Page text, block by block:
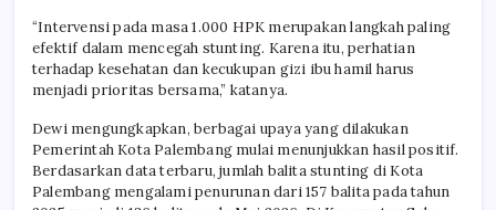
“Intervensi pada masa 1.000 HPK merupakan langkah paling
efektif dalam mencegah stunting. Karena itu, perhatian
terhadap kesehatan dan kecukupan gizi ibu hamil harus
menjadi prioritas bersama,” katanya.
Dewi mengungkapkan, berbagai upaya yang dilakukan
Pemerintah Kota Palembang mulai menunjukkan hasil positif.
Berdasarkan data terbaru, jumlah balita stunting di Kota
Palembang mengalami penurunan dari 157 balita pada tahun